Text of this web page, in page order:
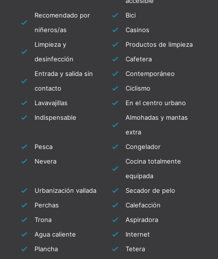
problemas: sábanas, toallas y productos de
higiene para su comodidad.
El apartamento cuenta con una sala de estar
terciopelo, mesa de centro, televisión de
hasta 4 personas. La cocina separada está
equipada con un refrigerador SMEG, cocina
de gas, campana extractora, horno,
microondas, cafetera SENSEO, tostadora,
hervidor de agua y vajilla. Tiene dos
encantadoras habitaciones, equipadas con
una cama doble de 140 y almacenamiento. El
baño está equipado con ducha, lavabo,
inodoro y lavadora.
Los servicios incluidos para esta estancia son:
Recomendado por
niñeros/as
Bici
Casinos
Limpieza y
desinfección
Productos de limpieza
Cafetera
Entrada y salida sin
contacto
Contemporáneo
Ciclismo
Lavavajillas
En el centro urbano
Indispensable
Almohadas y mantas
extra
Pesca
Congelador
Nevera
Cocina totalmente
equipada
Urbanización vallada
Secador de pelo
Perchas
Calefacción
Trona
Aspiradora
Agua caliente
Internet
Plancha
Tetera